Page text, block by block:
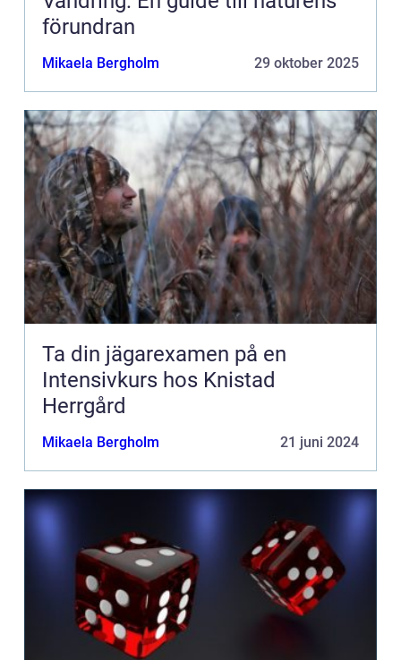
förundran
Mikaela Bergholm 29 oktober 2025
Ta din jägarexamen på en
Intensivkurs hos Knistad
Herrgård
Mikaela Bergholm 21 juni 2024